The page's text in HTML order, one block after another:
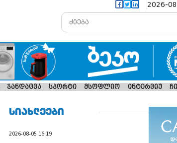
2026-
ჯანდაცვა სპორტი მსოფლიო ინტერვიუ
ᲡᲘᲐᲮᲚᲔᲔᲑᲘ
2026-08-05 16:19